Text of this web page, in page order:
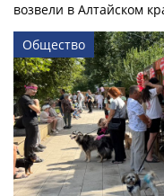
возвели в Алтайском
Общество